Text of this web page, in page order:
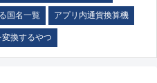
国名一覧 アプリ内通貨換算機
換するやつ